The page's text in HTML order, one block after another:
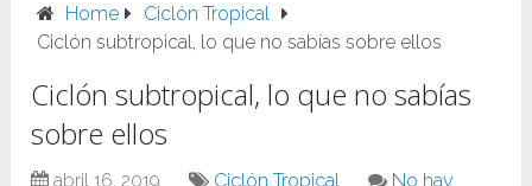
Home
Ciclón Tropical
Ciclón subtropical, lo que no sabías sobre ellos
Ciclón subtropical, lo que no sabías
sobre ellos
abril 16, 2019 Ciclón Tropical
No hay